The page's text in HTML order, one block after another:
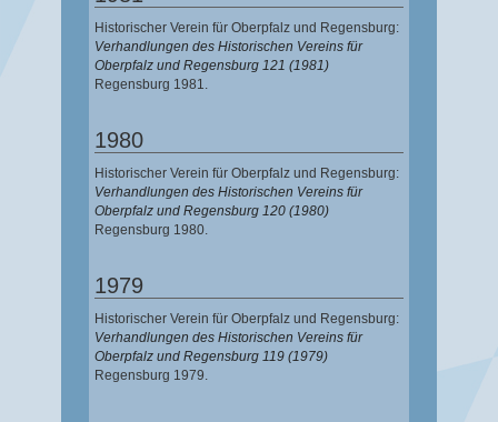
Historischer Verein für Oberpfalz und Regensburg:
Verhandlungen des Historischen Vereins für
Oberpfalz und Regensburg 121 (1981)
Regensburg 1981.
1980
Historischer Verein für Oberpfalz und Regensburg:
Verhandlungen des Historischen Vereins für
Oberpfalz und Regensburg 120 (1980)
Regensburg 1980.
1979
Historischer Verein für Oberpfalz und Regensburg:
Verhandlungen des Historischen Vereins für
Oberpfalz und Regensburg 119 (1979)
Regensburg 1979.